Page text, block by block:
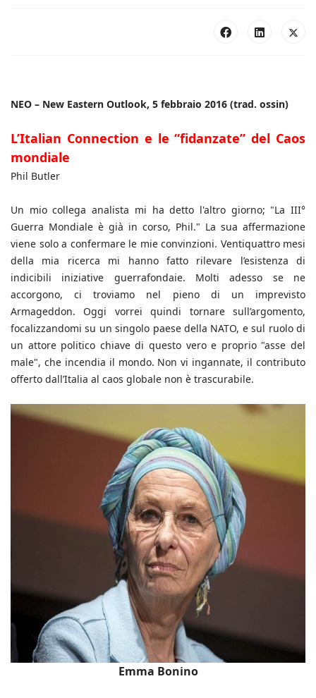
NEO – New Eastern Outlook, 5 febbraio 2016 (trad. ossin)
L’Italian Connection e le “fidanzate” del Caos
mondiale
Phil Butler
Un mio collega analista mi ha detto l'altro giorno; "La III°
Guerra Mondiale è già in corso, Phil." La sua affermazione
viene solo a confermare le mie convinzioni. Ventiquattro mesi
della mia ricerca mi hanno fatto rilevare l’esistenza di
indicibili iniziative guerrafondaie. Molti adesso se ne
accorgono, ci troviamo nel pieno di un imprevisto
Armageddon. Oggi vorrei quindi tornare sull’argomento,
focalizzandomi su un singolo paese della NATO, e sul ruolo di
un attore politico chiave di questo vero e proprio "asse del
male", che incendia il mondo. Non vi ingannate, il contributo
offerto dall’Italia al caos globale non è trascurabile.
Emma Bonino